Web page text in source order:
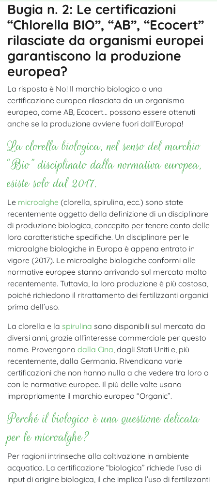
Bugia n. 2: Le certificazioni
“Chlorella BIO”, “AB”, “Ecocert”
rilasciate da organismi europei
garantiscono la produzione
europea?
La risposta è No! Il marchio biologico o una
certificazione europea rilasciata da un organismo
europeo, come AB, Ecocert… possono essere ottenuti
anche se la produzione avviene fuori dall’Europa!
La clorella biologica, nel senso del marchio
“Bio” disciplinato dalla normativa europea,
esiste solo dal 2017.
Le microalghe (clorella, spirulina, ecc.) sono state
recentemente oggetto della definizione di un disciplinare
di produzione biologica, concepito per tenere conto delle
loro caratteristiche specifiche. Un disciplinare per le
microalghe biologiche in Europa è appena entrato in
vigore (2017). Le microalghe biologiche conformi alle
normative europee stanno arrivando sul mercato molto
recentemente. Tuttavia, la loro produzione è più costosa,
poiché richiedono il ritrattamento dei fertilizzanti organici
prima dell’uso.
La clorella e la spirulina sono disponibili sul mercato da
diversi anni, grazie all’interesse commerciale per questo
nome. Provengono dalla Cina , dagli Stati Uniti e, più
recentemente, dalla Germania. Rivendicano varie
certificazioni che non hanno nulla a che vedere tra loro o
con le normative europee. Il più delle volte usano
impropriamente il marchio europeo “Organic”.
Perché il biologico è una questione delicata
per le microalghe?
Per ragioni intrinseche alla coltivazione in ambiente
acquatico. La certificazione “biologica” richiede l’uso di
input di origine biologica, il che implica l’uso di fertilizzanti